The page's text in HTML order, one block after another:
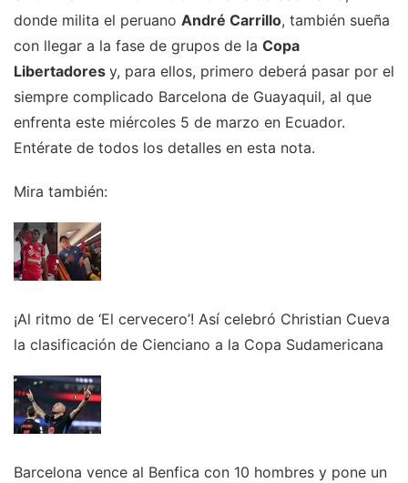
donde milita el peruano André Carrillo, también sueña
con llegar a la fase de grupos de la Copa
Libertadores y, para ellos, primero deberá pasar por el
siempre complicado Barcelona de Guayaquil, al que
enfrenta este miércoles 5 de marzo en Ecuador.
Entérate de todos los detalles en esta nota.
Mira también:
¡Al ritmo de ‘El cervecero’! Así celebró Christian Cueva
la clasificación de Cienciano a la Copa Sudamericana
Barcelona vence al Benfica con 10 hombres y pone un